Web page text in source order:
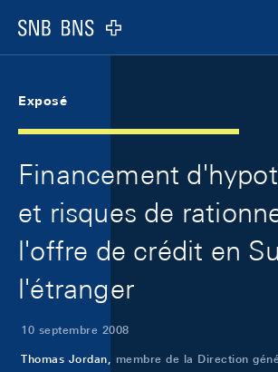
Logo
Exposé
Financement
et risques de
l'offre de crédit en
l'étranger
10 septembre 2008
Thomas Jordan, membre de la Direction